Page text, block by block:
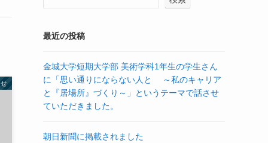
最近の投稿
金城大学短期大学部 美術学科1年生の学生さん
に「思い通りにならない人と ～私のキャリア
と『居場所』づくり～」というテーマで話させ
ていただきました。
朝日新聞に掲載されました